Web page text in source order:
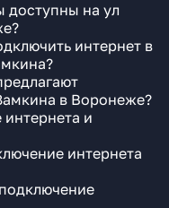
доступны на ул
интернет в
в Воронеже?
и
интернета